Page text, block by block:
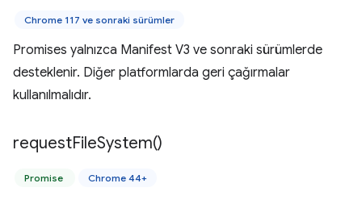
Chrome 117 ve sonraki sürümler
Promises yalnızca Manifest V3 ve sonraki sürümlerde
desteklenir. Diğer platformlarda geri çağırmalar
kullanılmalıdır.
requestFileSystem()
Promise Chrome 44+